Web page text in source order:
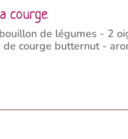
courge
de légumes - 2
courge butternut -